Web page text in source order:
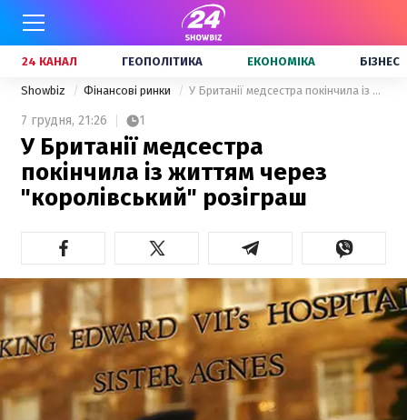
24 КАНАЛ ГЕОПОЛІТИКА ЕКОНОМІКА БІЗНЕС
Showbiz Фінансові ринки У Британії медсестра покінчила із життям через "королівський" розіграш
7 грудня, 21:26 1
У Британії медсестра
покінчила із життям через
"королівський" розіграш